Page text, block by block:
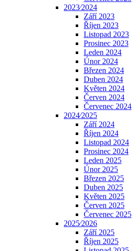
2023⁄2024
Září 2023
Říjen 2023
Listopad 2023
Prosinec 2023
Leden 2024
Únor 2024
Březen 2024
Duben 2024
Květen 2024
Červen 2024
Červenec 2024
2024⁄2025
Září 2024
Říjen 2024
Listopad 2024
Prosinec 2024
Leden 2025
Únor 2025
Březen 2025
Duben 2025
Květen 2025
Červen 2025
Červenec 2025
2025⁄2026
Září 2025
Říjen 2025